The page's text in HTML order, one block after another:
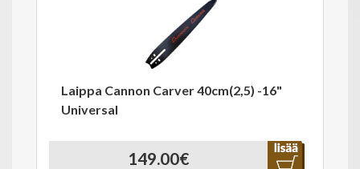
Laippa Cannon Carver 40cm(2,5) -16"
Universal
149.00€